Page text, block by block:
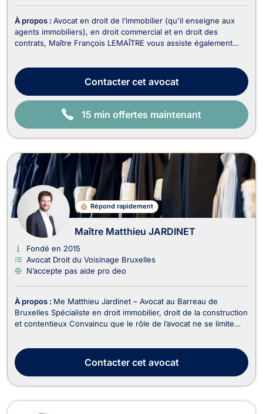
À propos : Avocat en droit de l’immobilier (qu'il enseigne aux
agents immobiliers), en droit commercial et en droit des
contrats, Maître François LEMAÎTRE vous assiste également
matière de baux portant sur...
Contactercet avocat
15 min offertes maintenant
Répond rapidement
Maître Matthieu JARDINET
Fondé en 2015
Avocat Droit du Voisinage Bruxelles
N’accepte pas aide pro deo
À propos : Me Matthieu Jardinet – Avocat au Barreau de
Bruxelles Spécialiste en droit immobilier, droit de la construction
et contentieux Convaincu que le rôle de l’avocat ne se limite
une approche à la fois stra...
Contactercet avocat